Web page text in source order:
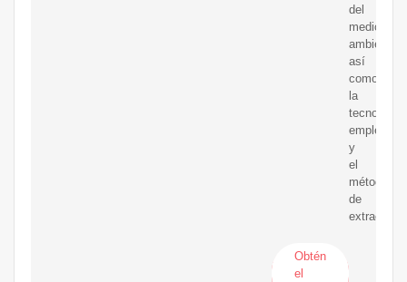
del
medio
ambiente,
así
como
la
tecnología
empleada
y
el
método
de
extracción.
Obtén
el